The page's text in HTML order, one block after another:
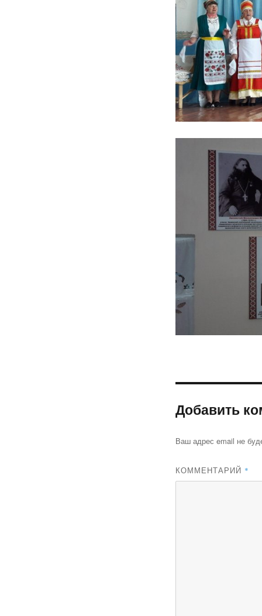
Добавить
Ваш адрес email не
КОММЕНТАРИЙ *